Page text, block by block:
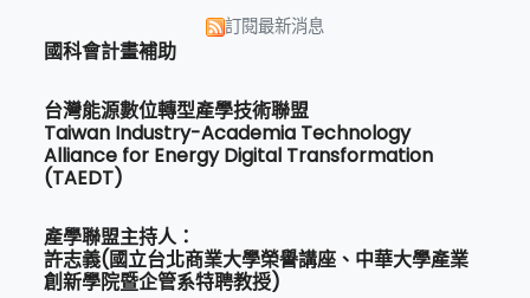
訂閱最新消息
國科會計畫補助
台灣能源數位轉型產學技術聯盟
Taiwan Industry-Academia Technology
Alliance for Energy Digital Transformation
(TAEDT)
產學聯盟主持人：
許志義(國立台北商業大學榮譽講座、中華大學產業
創新學院暨企管系特聘教授)